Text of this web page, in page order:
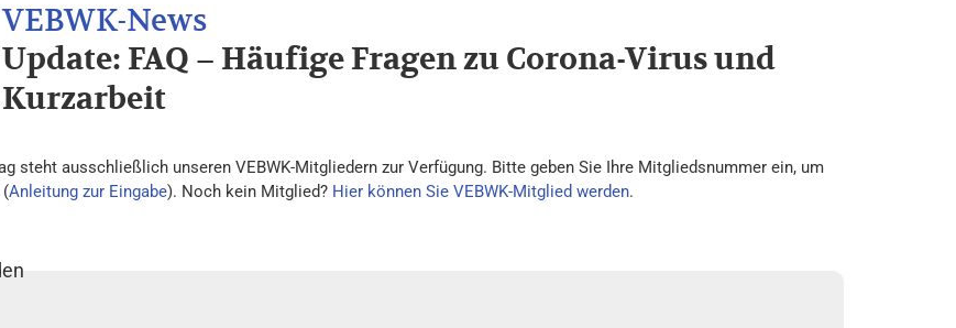
Update: FAQ – Häufige Fragen zu Corona-Virus und
Kurzarbeit
steht ausschließlich unseren VEBWK-Mitgliedern zur Verfügung. Bitte geben Sie Ihre Mitgliedsnummer ein, um
Anleitung zur Eingabe). Noch kein Mitglied? Hier können Sie VEBWK-Mitglied werden.